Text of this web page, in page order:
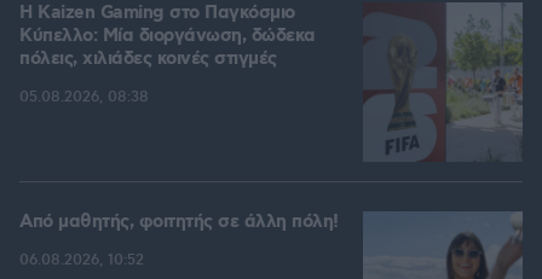
H Kaizen Gaming στο Παγκόσμιο
Kύπελλο: Μία διοργάνωση, δώδεκα
πόλεις, χιλιάδες κοινές στιγμές
05.08.2026, 08:38
Από μαθητής, φοιτητής σε άλλη πόλη!
06.08.2026, 10:52